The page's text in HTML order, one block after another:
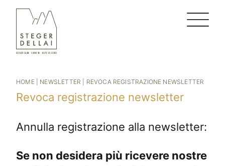
HOME| NEWSLETTER REVOCA REGISTRAZIONE NEWSLETTER
Revoca registrazione newsletter
Annulla registrazione alla newsletter:
Se non desidera più ricevere nostre